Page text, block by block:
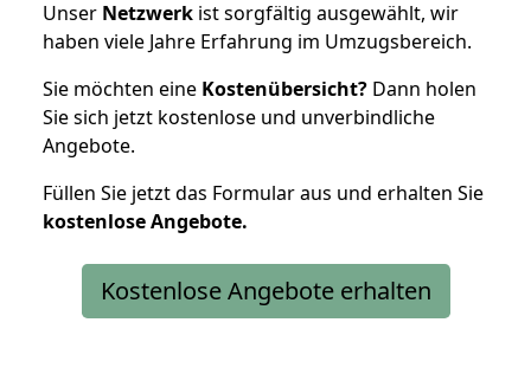
Unser Netzwerk ist sorgfältig ausgewählt, wir
haben viele Jahre Erfahrung im Umzugsbereich.
Sie möchten eine Kostenübersicht? Dann holen
Sie sich jetzt kostenlose und unverbindliche
Angebote.
Füllen Sie jetzt das Formular aus und erhalten Sie
kostenloseAngebote.
Kostenlose Angebote erhalten